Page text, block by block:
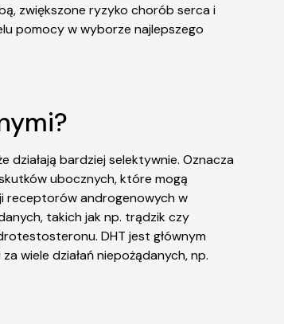
zwiększone ryzyko chorób serca i
pomocy w wyborze najlepszego
bardziej selektywnie. Oznacza
ubocznych, które mogą
receptorów androgenowych w
takich jak np. trądzik czy
DHT jest głównym
wiele działań niepożądanych, np.